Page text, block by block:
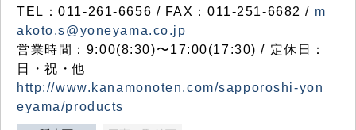
TEL：011-261-6656 / FAX：011-251-6682 / m
akoto.s@yoneyama.co.jp
営業時間：9:00(8:30)〜17:00(17:30) / 定休日：
日・祝・他
http://www.kanamonoten.com/sapporoshi-yon
eyama/products